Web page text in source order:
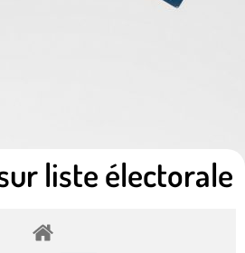
liste électorale